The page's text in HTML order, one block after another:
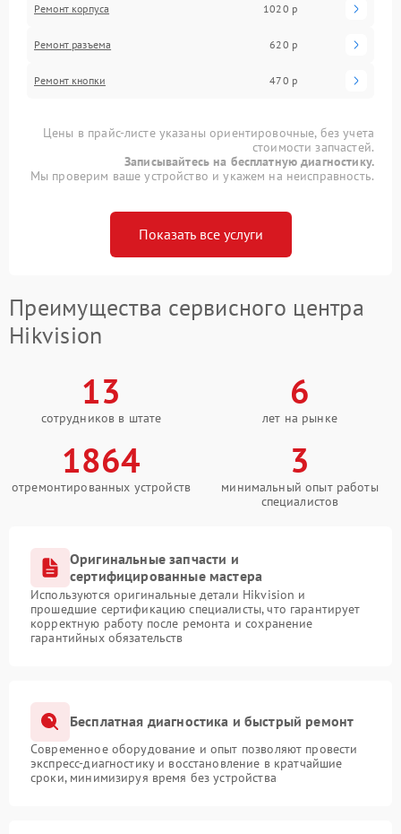
Ремонт корпуса 1020 р
Ремонт разъема 620 р
Ремонт кнопки 470 р
Цены в прайс-листе указаны ориентировочные, без учета
стоимости запчастей.
Записывайтесь на бесплатную диагностику.
Мы проверим ваше устройство и укажем на неисправность.
Показать все услуги
Преимущества сервисного центра
Hikvision
13
сотрудников в штате
6
лет на рынке
1864
отремонтированных устройств
3
минимальный опыт работы
специалистов
Оригинальные запчасти и
сертифицированные мастера
Используются оригинальные детали Hikvision и
прошедшие сертификацию специалисты, что гарантирует
корректную работу после ремонта и сохранение
гарантийных обязательств
Бесплатная диагностика и быстрый ремонт
Современное оборудование и опыт позволяют провести
экспресс-диагностику и восстановление в кратчайшие
сроки, минимизируя время без устройства